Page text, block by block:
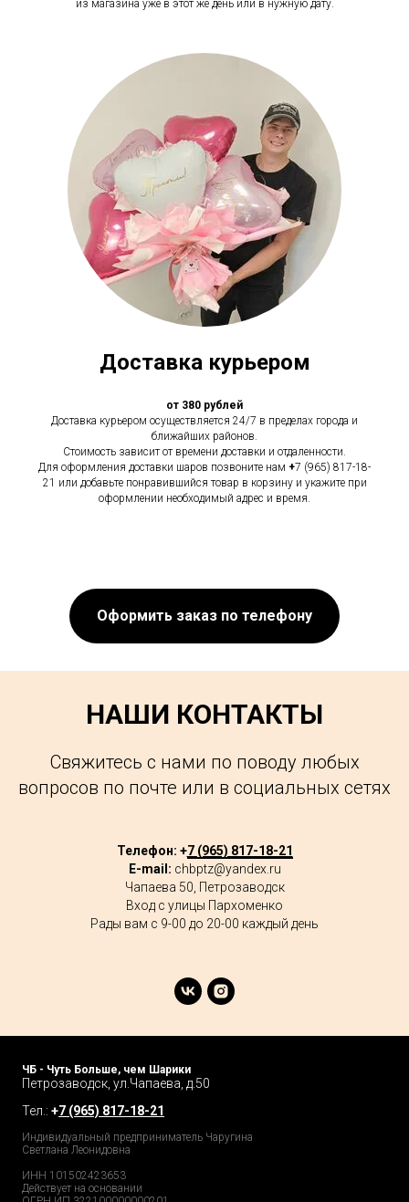
из магазина уже в этот же день или в нужную дату.
Доставка курьером
от 380 рублей
Доставка курьером осуществляется 24/7 в пределах города и
ближайших районов.
Стоимость зависит от времени доставки и отдаленности.
Для оформления доставки шаров позвоните нам +7 (965) 817-18-
21 или добавьте понравившийся товар в корзину и укажите при
оформлении необходимый адрес и время.
Оформить заказ по телефону
НАШИ КОНТАКТЫ
Свяжитесь с нами по поводу любых
вопросов по почте или в социальных сетях
Телефон: +7 (965) 817-18-21
E-mail: chbptz@yandex.ru
Чапаева 50, Петрозаводск
Вход с улицы Пархоменко
Рады вам с 9-00 до 20-00 каждый день
ЧБ - Чуть Больше, чем Шарики
Петрозаводск, ул.Чапаева, д.50
Тел.: +7 (965) 817-18-21
Индивидуальный предприниматель Чаругина
Светлана Леонидовна
ИНН 101502423653
Действует на основании